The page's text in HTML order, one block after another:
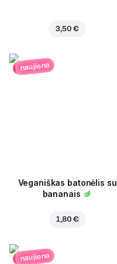
3,50 €
naujiena
Veganiškas batonėlis su
bananais
1,80 €
naujiena